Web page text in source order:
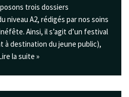
trois dossiers
niveau A2, rédigés par nos soins
Ainsi, il s’agit d’un festival
à destination du jeune public),
la suite »